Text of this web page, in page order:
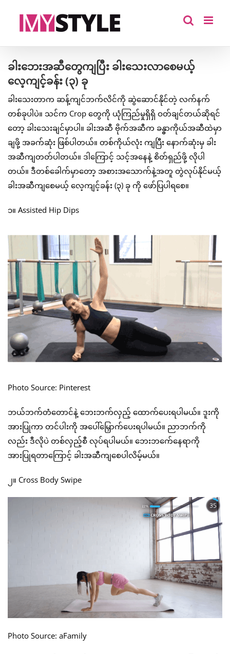
ခါးဘေးအဆီတွေကျပြီး ခါးသေးလာစေမယ့်
လေ့ကျင့်ခန်း (၃) ခု
ခါးသေးတာက ဆန့်ကျင်ဘက်လိင်ကို ဆွဲဆောင်နိုင်တဲ့ လက်နက်
တစ်ခုပါပဲ။ သင်က Crop တွေကို ယုံကြည်မှုရှိရှိ ဝတ်ချင်တယ်ဆိုရင်
တော့ ခါးသေးချင်မှာပါ။ ခါးအဆီ ဗိုက်အဆီက ခန္ဓာကိုယ်အဆီထဲမှာ
ချဖို့ အခက်ဆုံး ဖြစ်ပါတယ်။ တစ်ကိုယ်လုံး ကျပြီး နောက်ဆုံးမှ ခါး
အဆီကျတတ်ပါတယ်။ ဒါကြောင့် သင့်အနေနဲ့ စိတ်ရှည်ဖို့ လိုပါ
တယ်။ ဒီတစ်ခေါက်မှာတော့ အစားအသောက်နဲ့အတူ တွဲလုပ်နိုင်မယ့်
ခါးအဆီကျစေမယ့် လေ့ကျင့်ခန်း (၃) ခု ကို ဖော်ပြပါရစေ။
၁။ Assisted Hip Dips
Photo Source: Pinterest
ဘယ်ဘက်တံတောင်နဲ့ ဘေးဘက်လှည့် ထောက်ပေးရပါမယ်။ ဒူးကို
အားပြုကာ တင်ပါးကို အပေါ်မြှောက်ပေးရပါမယ်။ ညာဘက်ကို
လည်း ဒီလိုပဲ တစ်လှည့်စီ လုပ်ရပါမယ်။ ဘေးဘက်ေနေရာကို
အားပြုရတာကြောင့် ခါးအဆီကျစေပါလိမ့်မယ်။
၂။ Cross Body Swipe
Photo Source: aFamily